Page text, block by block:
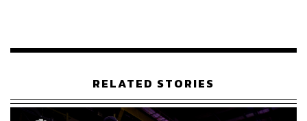
เช่นกัน
นอกจากนี้ ตัวเครื่องยังมีเซ็นเซอร์วัดอุณหภูมิผิวหนัง เพื่อ
ตรวจวัดการเปลี่ยนแปลงขณะนอนหลับ และวัดอัตราการ
RELATED STORIES